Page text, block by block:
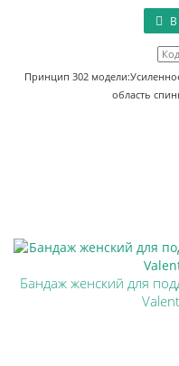
Принцип 302
область
Бандаж женский для